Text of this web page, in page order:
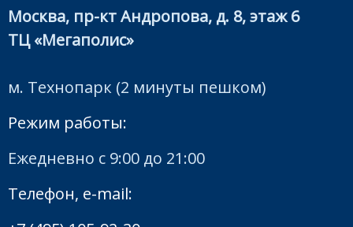
случаях может
потребоваться
безболезненным.
органа.
Недостающая
часть
Москва, пр-кт Андропова, д. 8, этаж 6
ТЦ «Мегаполис»
м. Технопарк (2 минуты пешком)
Режим работы:
Ежедневно с 9:00 до 21:00
Телефон, e-mail: